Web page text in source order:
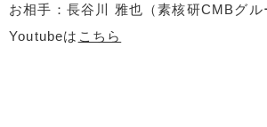
お相手：長谷川 雅也（素核研CMBグル
Youtubeは こちら